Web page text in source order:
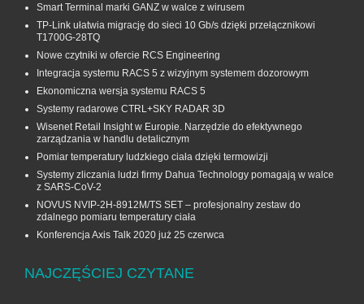
Smart Terminal marki GANZ w walce z wirusem
TP-Link ułatwia migrację do sieci 10 Gb/s dzięki przełącznikowi
T1700G‑28TQ
Nowe czytniki w ofercie RCS Engineering
Integracja systemu RACS 5 z wizyjnym systemem dozorowym
Ekonomiczna wersja systemu RACS 5
Systemy radarowe CTRL+SKY RADAR 3D
Wisenet Retail Insight w Europie. Narzędzie do efektywnego
zarządzania w handlu detalicznym
Pomiar temperatury ludzkiego ciała dzięki termowizji
Systemy zliczania ludzi firmy Dahua Technology pomagają w walce
z SARS-CoV-2
NOVUS NVIP-2H-8912M/TS SET – profesjonalny zestaw do
zdalnego pomiaru temperatury ciała
Konferencja Axis Talk 2020 już 25 czerwca
NAJCZĘŚCIEJ CZYTANE